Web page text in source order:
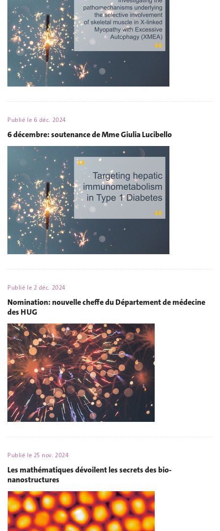
Publié le 6 déc. 2024
6 décembre: soutenance de Mme Giulia Lucibello
Publié le 2 déc. 2024
Nomination: nouvelle cheffe du Département de médecine
des HUG
Publié le 25 nov. 2024
Les mathématiques dévoilent les secrets des bio-
nanostructures